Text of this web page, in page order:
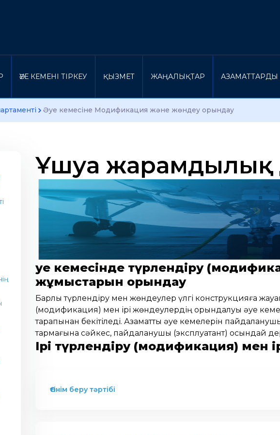
ӘУЕ КЕМЕНІ ТІРКЕУ ҚЫЗМЕТ ЖАҢАЛЫҚТАР АЗАМАТТАРДЫ
Әуе кемесіне Модификация және жөндеу орындау
Ұшуға жарамдылық
Әуе кемесінде түрлендіру
жұмыстарын орындау
Барлық түрлендіру мен жөндеулер үлгі конструкцияға
(модификация) мен ірі жөндеулердің орындалуы әуе
тарапынан бекітіледі. Азаматтық әуе кемелерін
тармағына сәйкес, пайдаланушы (эксплуатант) осындай
Ірі түрлендіру (модификация) мен
Өтінім беру тәртібі